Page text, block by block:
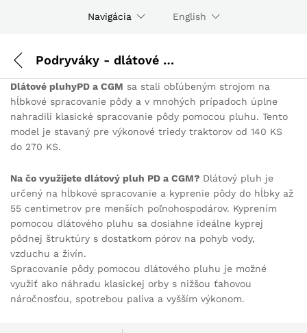
Navigácia English
Podryváky - dlátové pluhy
Dlátové pluhyPD a CGM sa stali obľúbeným strojom na
hĺbkové spracovanie pôdy a v mnohých prípadoch úplne
nahradili klasické spracovanie pôdy pomocou pluhu. Tento
model je stavaný pre výkonové triedy traktorov od 140 KS
do 270 KS.
Na čo využijete dlátový pluh PD a CGM? Dlátový pluh je
určený na hĺbkové spracovanie a kyprenie pôdy do hĺbky až
55 centimetrov pre menších poľnohospodárov. Kyprením
pomocou dlátového pluhu sa dosiahne ideálne kyprej
pôdnej štruktúry s dostatkom pórov na pohyb vody,
vzduchu a živín.
Spracovanie pôdy pomocou dlátového pluhu je možné
využiť ako náhradu klasickej orby s nižšou ťahovou
náročnosťou, spotrebou paliva a vyšším výkonom.